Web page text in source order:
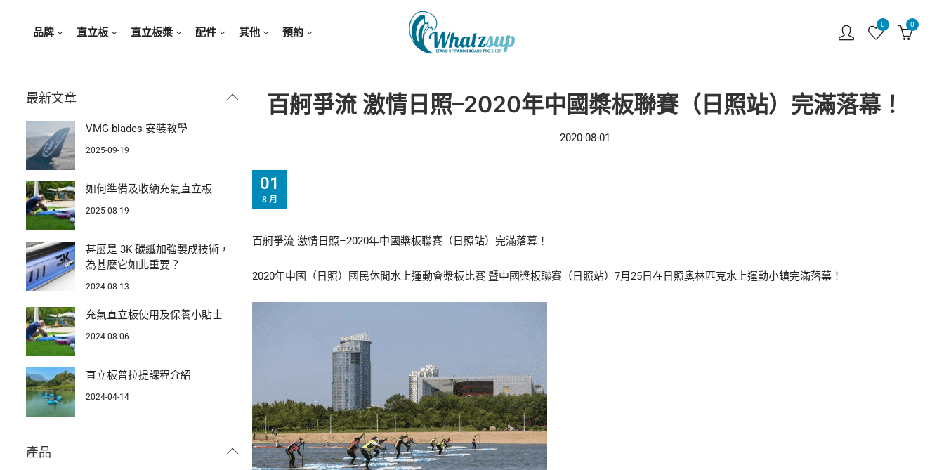
品牌 直立板 直立板槳 配件 其他 預約
0 0
百舸爭流 激情日照–2020年中國槳板聯賽（日照站）完滿落幕！
2020-08-01
01
8 月
百舸爭流 激情日照–2020年中國槳板聯賽（日照站）完滿落幕！
2020年中國（日照）國民休閒水上運動會槳板比賽 暨中國槳板聯賽（日照站）7月25日在日照奧林匹克水上運動小鎮完滿落幕！
最新文章
VMG blades 安裝教學
2025-09-19
如何準備及收納充氣直立板
2025-08-19
甚麼是 3K 碳纖加強製成技術，
為甚麼它如此重要？
2024-08-13
充氣直立板使用及保養小貼士
2024-08-06
直立板普拉提課程介紹
2024-04-14
產品